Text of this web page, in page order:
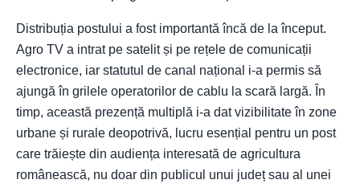
Distribuția postului a fost importantă încă de la început.
Agro TV a intrat pe satelit și pe rețele de comunicații
electronice, iar statutul de canal național i-a permis să
ajungă în grilele operatorilor de cablu la scară largă. În
timp, această prezență multiplă i-a dat vizibilitate în zone
urbane și rurale deopotrivă, lucru esențial pentru un post
care trăiește din audiența interesată de agricultura
românească, nu doar din publicul unui județ sau al unei